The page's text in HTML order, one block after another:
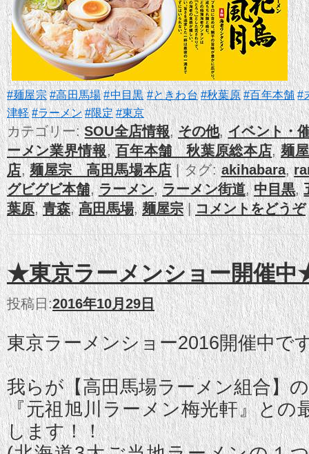
#麺屋宗 #高田馬場 #中目黒 #ときわ台 #秋葉原 #百年本舗 #
津軽 #ラーメン #限定 #東京
カテゴリー: SOU全店情報,その他,イベント・
ーメン業界情報,百年本舗 秋葉原総本店,麺
店,麺屋宗 高田馬場本店 |タグ: akihabara,
グビグビ本舗,ラーメン,ラーメン街道,中目黒,
葉原,青森,高田馬場,麺屋宗 |コメントをどうぞ
★東京ラーメンショー開催
投稿日:2016年10月29日
東京ラーメンショー2016開催中で
我らが【高田馬場ラーメン組合】
『元祖旭川ラーメン梅光軒』との
します！！